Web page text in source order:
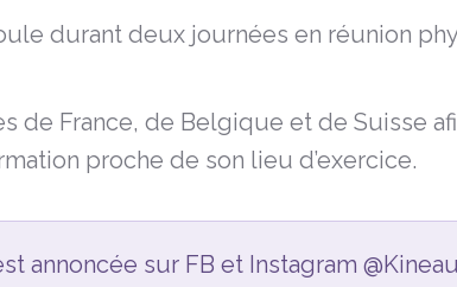
durant deux journées en réunion
de France, de Belgique et de Suisse
proche de son lieu d’exercice.
annoncée sur FB et Instagram